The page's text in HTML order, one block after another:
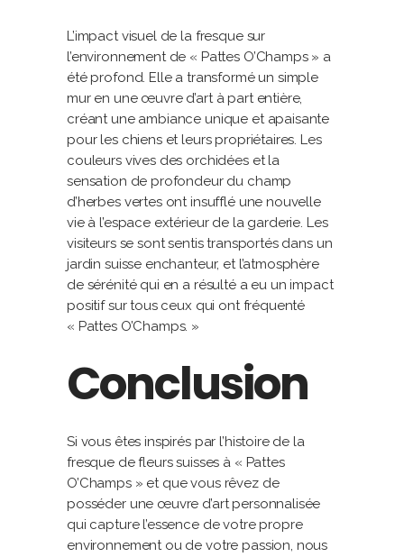
L’impact visuel de la fresque sur
l’environnement de « Pattes O’Champs » a
été profond. Elle a transformé un simple
mur en une œuvre d’art à part entière,
créant une ambiance unique et apaisante
pour les chiens et leurs propriétaires. Les
couleurs vives des orchidées et la
sensation de profondeur du champ
d’herbes vertes ont insufflé une nouvelle
vie à l’espace extérieur de la garderie. Les
visiteurs se sont sentis transportés dans un
jardin suisse enchanteur, et l’atmosphère
de sérénité qui en a résulté a eu un impact
positif sur tous ceux qui ont fréquenté
« Pattes O’Champs. »
Conclusion
Si vous êtes inspirés par l’histoire de la
fresque de fleurs suisses à « Pattes
O’Champs » et que vous rêvez de
posséder une œuvre d’art personnalisée
qui capture l’essence de votre propre
environnement ou de votre passion, nous